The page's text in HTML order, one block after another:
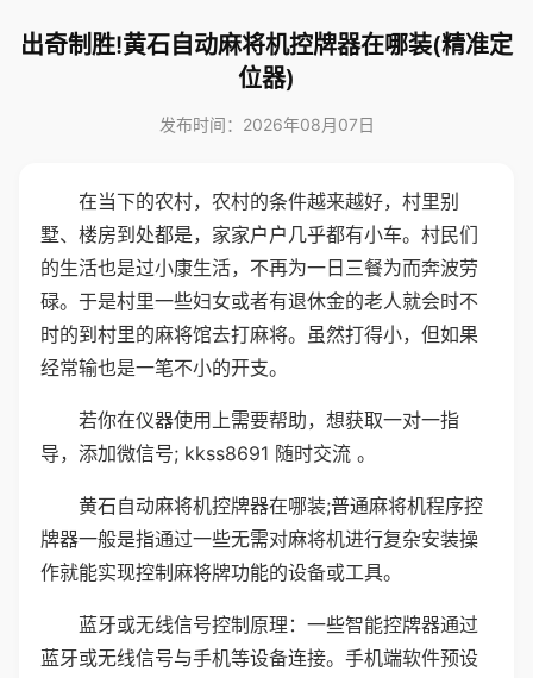
出奇制胜!黄石自动麻将机控牌器在哪装(精准定
位器)
发布时间：2026年08月07日
在当下的农村，农村的条件越来越好，村里别
墅、楼房到处都是，家家户户几乎都有小车。村民们
的生活也是过小康生活，不再为一日三餐为而奔波劳
碌。于是村里一些妇女或者有退休金的老人就会时不
时的到村里的麻将馆去打麻将。虽然打得小，但如果
经常输也是一笔不小的开支。
若你在仪器使用上需要帮助，想获取一对一指
导，添加微信号; kkss8691 随时交流 。
黄石自动麻将机控牌器在哪装;普通麻将机程序控
牌器一般是指通过一些无需对麻将机进行复杂安装操
作就能实现控制麻将牌功能的设备或工具。
蓝牙或无线信号控制原理：一些智能控牌器通过
蓝牙或无线信号与手机等设备连接。手机端软件预设